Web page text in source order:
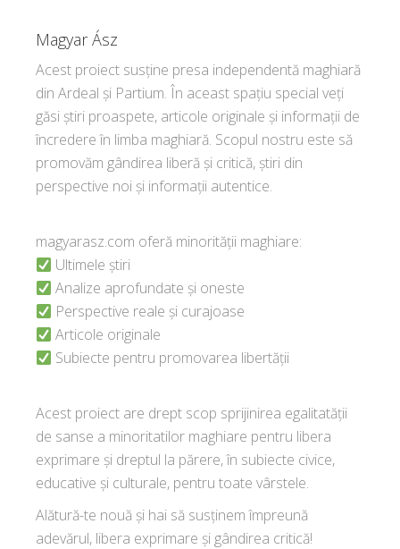
Magyar Ász
Acest proiect susține presa independentă maghiară
din Ardeal și Partium. În aceast spațiu special veți
găsi știri proaspete, articole originale și informații de
încredere în limba maghiară. Scopul nostru este să
promovăm gândirea liberă și critică, știri din
perspective noi și informații autentice.
magyarasz.com oferă minorității maghiare:
Ultimele știri
Analize aprofundate și oneste
Perspective reale și curajoase
Articole originale
Subiecte pentru promovarea libertății
Acest proiect are drept scop sprijinirea egalitatății
de sanse a minoritatilor maghiare pentru libera
exprimare și dreptul la părere, în subiecte civice,
educative și culturale, pentru toate vârstele.
Alătură-te nouă și hai să susținem împreună
adevărul, libera exprimare și gândirea critică!